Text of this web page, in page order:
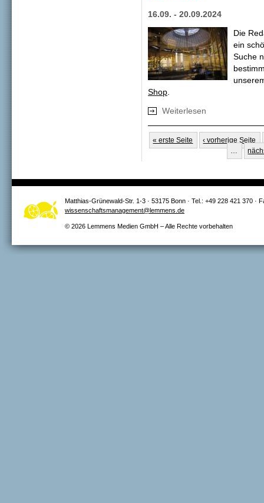
16.09. - 20.09.2024
Die
ein
Suche
Shop
Weiterlesen
Regierung
Seiten
« erste Seite
‹ vorherige Seite
…
Matthias-Grünewald-Str. 1-3 · 53175 Bonn · Tel.: +49 228 421 370 ·
wissenschaftsmanagement@lemmens.de
© 2026 Lemmens Medien GmbH – Alle Rechte vorbehalten